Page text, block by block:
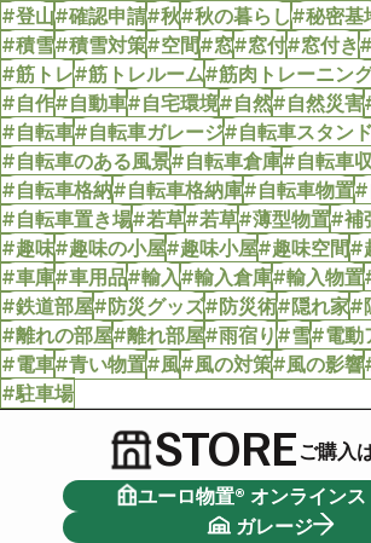
#登山#確認申請#秋#秋の暮らし#秘密基
#積雪#積雪対策#空間#窓#窓付#窓付き
#筋トレ#筋トレルーム#筋肉トレーニング
#自作#自動車#自宅環境#自然#自然災害
#自転車#自転車ガレージ#自転車スタンド
#自転車のある風景#自転車倉庫#自転車
#自転車格納#自転車格納庫#自転車物置#
#自転車置き場#若草#若草#薄型物置#補
#趣味#趣味の小屋#趣味小屋#趣味空間#
#車庫#車用品#輸入#輸入倉庫#輸入物置
#鉄道部屋#防災グッズ#防災術#隠れ家#
#離れの部屋#離れ部屋#雨宿り#雪#電動
#電車#青い物置#風#風の対策#風の影響
#駐車場
STOREご購入
ユーロ物置® オンラインス
ガレージ